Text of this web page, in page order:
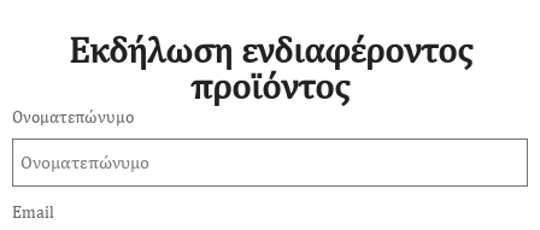
Εκδήλωση ενδιαφέροντος
προϊόντος
Ονοματεπώνυμο
Email